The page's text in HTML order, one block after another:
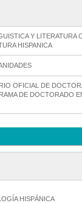
Y LITERATURA
HISPANICA
OFICIAL DE
DE DOCTORADO
HISPÁNICA